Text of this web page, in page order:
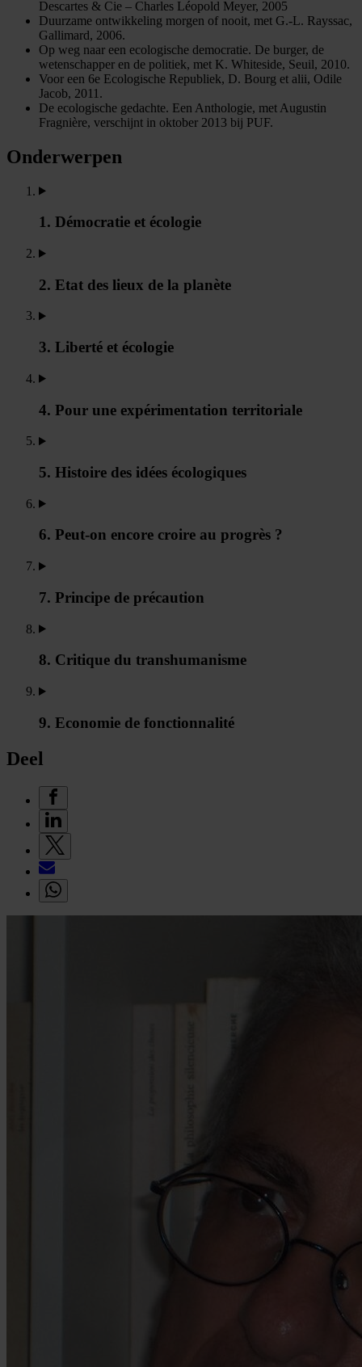
Descartes & Cie – Charles Léopold Meyer, 2005
Duurzame ontwikkeling morgen of nooit, met G.-L. Rayssac,
Gallimard, 2006.
Op weg naar een ecologische democratie. De burger, de
wetenschapper en de politiek, met K. Whiteside, Seuil, 2010.
Voor een 6e Ecologische Republiek, D. Bourg et alii, Odile
Jacob, 2011.
De ecologische gedachte. Een Anthologie, met Augustin
Fragnière, verschijnt in oktober 2013 bij PUF.
Onderwerpen
1. Démocratie et écologie
2. Etat des lieux de la planète
3. Liberté et écologie
4. Pour une expérimentation territoriale
5. Histoire des idées écologiques
6. Peut-on encore croire au progrès ?
7. Principe de précaution
8. Critique du transhumanisme
9. Economie de fonctionnalité
Deel